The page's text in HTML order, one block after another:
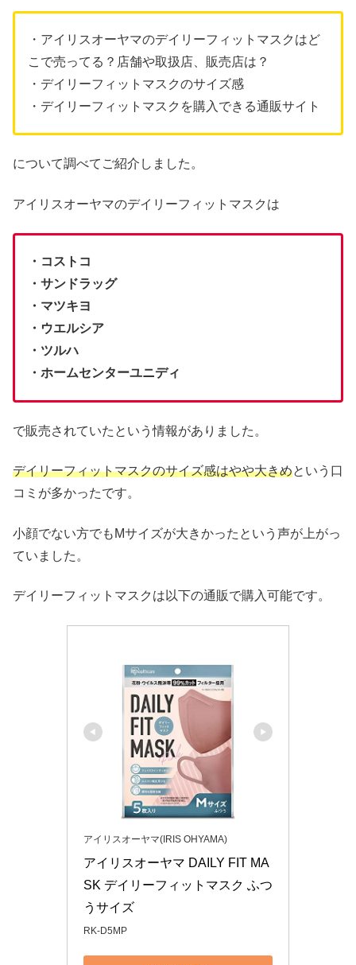
・アイリスオーヤマのデイリーフィットマスクはど
こで売ってる？店舗や取扱店、販売店は？
・デイリーフィットマスクのサイズ感
・デイリーフィットマスクを購入できる通販サイト
について調べてご紹介しました。
アイリスオーヤマのデイリーフィットマスクは
・コストコ
・サンドラッグ
・マツキヨ
・ウエルシア
・ツルハ
・ホームセンターユニディ
で販売されていたという情報がありました。
デイリーフィットマスクのサイズ感はやや大きめという口
コミが多かったです。
小顔でない方でもMサイズが大きかったという声が上がっ
ていました。
デイリーフィットマスクは以下の通販で購入可能です。
アイリスオーヤマ(IRIS OHYAMA)
アイリスオーヤマ DAILY FIT MA
SK デイリーフィットマスク ふつ
うサイズ
RK-D5MP